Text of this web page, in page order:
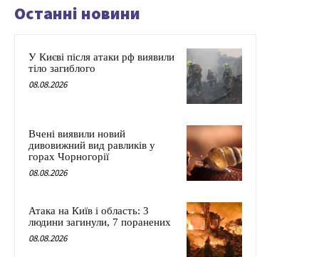
Останні новини
У Києві після атаки рф виявили
тіло загиблого
08.08.2026
Вчені виявили новий
дивовижний вид равликів у
горах Чорногорії
08.08.2026
Атака на Київ і область: 3
людини загинули, 7 поранених
08.08.2026